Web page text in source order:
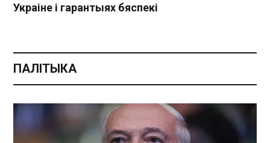
Украіне і гарантыях бяспекі
ПАЛІТЫКА